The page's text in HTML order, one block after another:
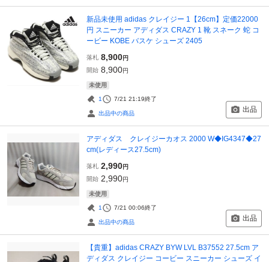
新品未使用 adidas クレイジー 1【26cm】定価22000
円 スニーカー アディダス CRAZY 1 靴 スネーク 蛇 コ
ービー KOBE バスケ シューズ 2405
落札 8,900円
開始 8,900円
未使用
1 7/21 21:19終了
出品中の商品 出品
アディダス クレイジーカオス 2000 W◆IG4347◆27
cm(レディース27.5cm)
落札 2,990円
開始 2,990円
未使用
1 7/21 00:06終了
出品中の商品 出品
【貴重】adidas CRAZY BYW LVL B37552 27.5cm ア
ディダス クレイジー コービー スニーカー シューズ イ